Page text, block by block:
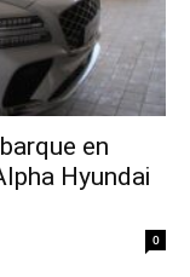
en
Hyundai
0